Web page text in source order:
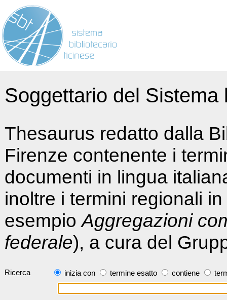
Soggettario del
Thesaurus redatto dalla
Firenze contenente i
documenti in lingua
inoltre i termini regionali
esempioAggregazioni
federale), a cura del
Ricerca inizia con termine esatto contiene